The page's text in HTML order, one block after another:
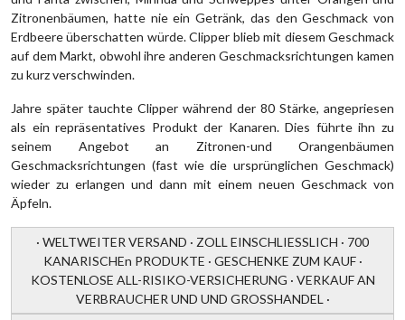
Zitronenbäumen, hatte nie ein Getränk, das den Geschmack von
Erdbeere überschatten würde. Clipper blieb mit diesem Geschmack
auf dem Markt, obwohl ihre anderen Geschmacksrichtungen kamen
zu kurz verschwinden.
Jahre später tauchte Clipper während der 80 Stärke, angepriesen
als ein repräsentatives Produkt der Kanaren. Dies führte ihn zu
seinem Angebot an Zitronen-und Orangenbäumen
Geschmacksrichtungen (fast wie die ursprünglichen Geschmack)
wieder zu erlangen und dann mit einem neuen Geschmack von
Äpfeln.
· WELTWEITER VERSAND · ZOLL EINSCHLIESSLICH · 700
KANARISCHEn PRODUKTE · GESCHENKE ZUM KAUF ·
KOSTENLOSE ALL-RISIKO-VERSICHERUNG · VERKAUF AN
VERBRAUCHER UND UND GROSSHANDEL ·